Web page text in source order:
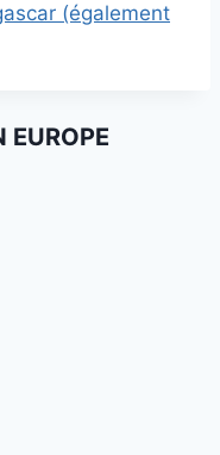
(également
EUROPE